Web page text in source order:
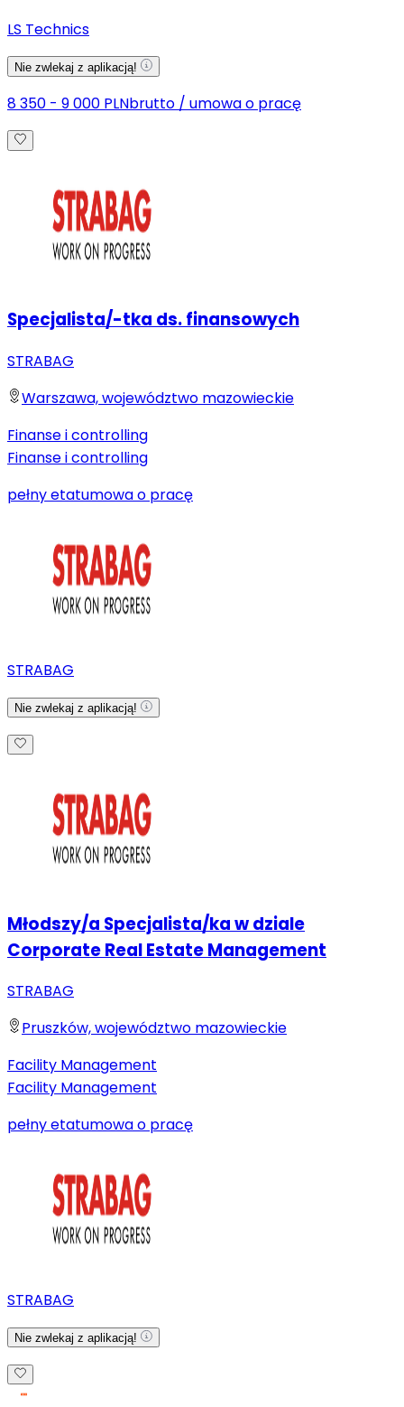
LS Technics
Nie zwlekaj z aplikacją!
8 350 - 9 000 PLNbrutto / umowa o pracę
Specjalista/-tka ds. finansowych
STRABAG
Warszawa, województwo mazowieckie
Finanse i controlling
Finanse i controlling
pełny etatumowa o pracę
STRABAG
Nie zwlekaj z aplikacją!
Młodszy/a Specjalista/ka w dziale
Corporate Real Estate Management
STRABAG
Pruszków, województwo mazowieckie
Facility Management
Facility Management
pełny etatumowa o pracę
STRABAG
Nie zwlekaj z aplikacją!